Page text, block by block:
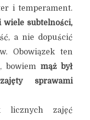
i temperament.
subtelności,
a nie dopuścić
Obowiązek ten
bowiem mąż był
sprawami
licznych zajęć